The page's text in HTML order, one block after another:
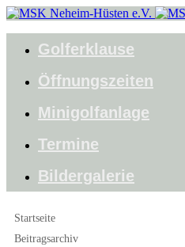
Golferklause
Öffnungszeiten
Minigolfanlage
Termine
Bildergalerie
Startseite
Beitragsarchiv